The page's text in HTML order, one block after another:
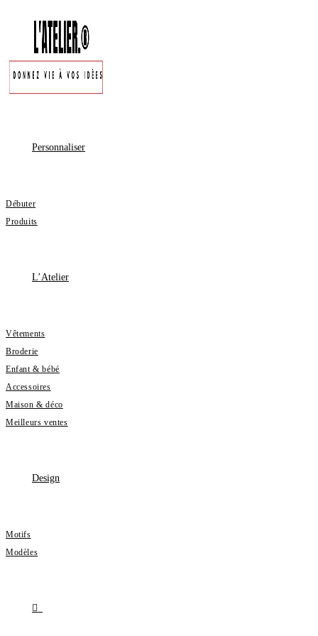
Personnaliser
Débuter
Produits
L’Atelier
Vêtements
Broderie
Enfant & bébé
Accessoires
Maison & déco
Meilleurs ventes
Design
Motifs
Modèles